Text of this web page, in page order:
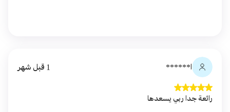
ا****** 1 قبل شهر
رائعة جدا ربي يسعدها